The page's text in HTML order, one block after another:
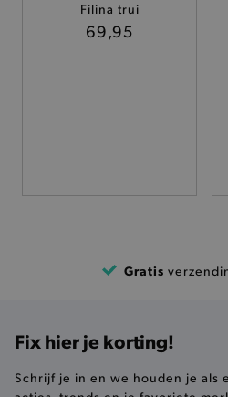
Filina trui
69,95
Gratis
Fix hier je korting!
Schrijf je in en we houden je als
TARGETING
De strikt noodzakelijke
niet jouw identiteit.